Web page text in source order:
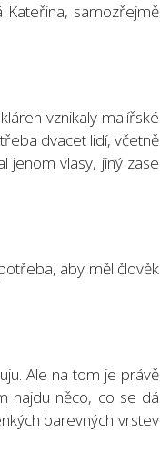
samozřejmě
vznikaly malířské
dvacet lidí, včetně
jenom vlasy, jiný zase
aby měl člověk
Ale na tom je právě
najdu něco, co se dá
barevných vrstev